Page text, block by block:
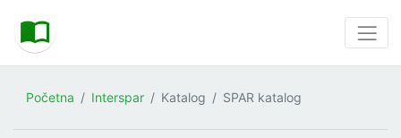
Početna Interspar Katalog SPAR katalog